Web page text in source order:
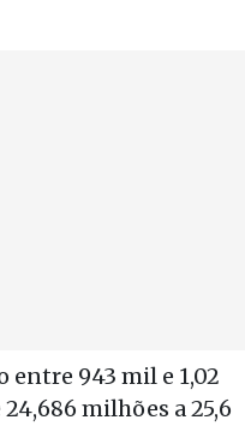
entre 943 mil e 1,02
milhões a 25,6